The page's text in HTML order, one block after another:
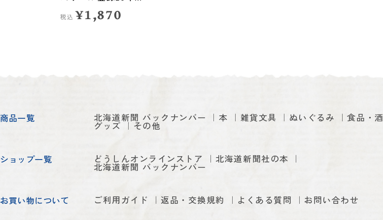
税込 ¥1,870
商品一覧 北海道新聞 バックナンバー 本 雑貨文具 ぬいぐるみ 食品・酒
グッズ その他
ショップ一覧 どうしんオンラインストア 北海道新聞社の本
北海道新聞 バックナンバー
お買い物について ご利用ガイド 返品・交換規約 よくある質問 お問い合わせ